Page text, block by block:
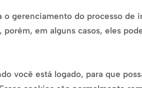
gerenciamento do processo de
em alguns casos, eles
você está logado, para que